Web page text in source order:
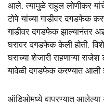
आले. त्यामुळे राहुल लोणीकर
टोपे यांच्या गाडीवर दगडफेक
गाडीवर दगडफेक झाल्यानंतर
घरावर दगडफेक केली होती.
घराच्या शेजारी राहणाऱ्या
यावेळी दगडफेक करण्यात आली
ऑडिओमध्ये वापरण्यात आलेल्या